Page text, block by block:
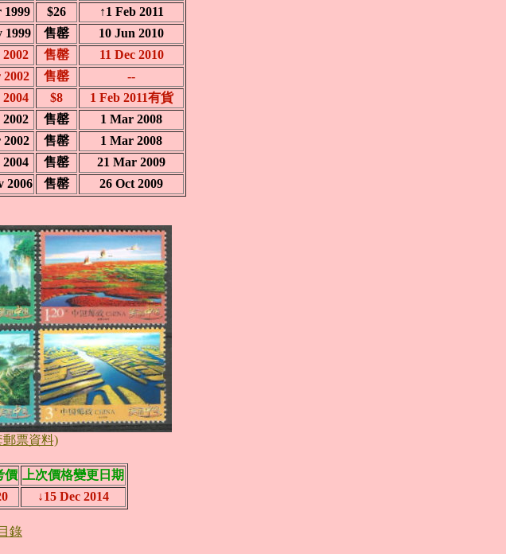
1999 $26
↑1 Feb 2011
1999 售罄
10 Jun 2010
2002 售罄
11 Dec 2010
售罄
--
2004 $8
1 Feb 2011有貨
2002 售罄
1 Mar 2008
售罄
1 Mar 2008
2004 售罄
21 Mar 2009
2006 售罄 26 Oct 2009
郵票資料)
價
上次價格變更日期
↓15 Dec 2014
錄